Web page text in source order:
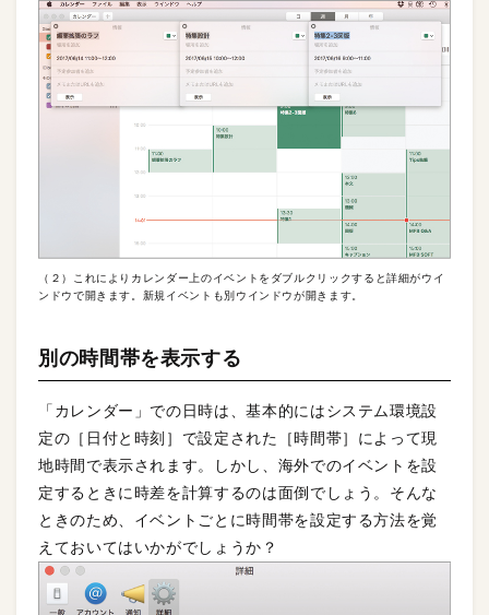
（２）これによりカレンダー上のイベントをダブルクリックすると詳細がウイ
ンドウで開きます。新規イベントも別ウインドウが開きます。
別の時間帯を表示する
「カレンダー」での日時は、基本的にはシステム環境設
定の［日付と時刻］で設定された［時間帯］によって現
地時間で表示されます。しかし、海外でのイベントを設
定するときに時差を計算するのは面倒でしょう。そんな
ときのため、イベントごとに時間帯を設定する方法を覚
えておいてはいかがでしょうか？